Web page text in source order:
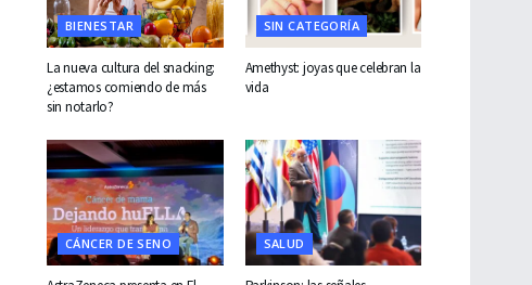
BIENESTAR
La nueva cultura del snacking:
¿estamos comiendo de más
sin notarlo?
SIN CATEGORÍA
Amethyst: joyas que celebran la
vida
CÁNCER DE SENO SALUD